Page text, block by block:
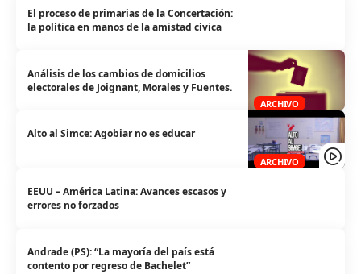
El proceso de primarias de la Concertación:
la política en manos de la amistad cívica
ARCHIVO
Análisis de los cambios de domicilios
electorales de Joignant, Morales y Fuentes.
ARCHIVO
Alto al Simce: Agobiar no es educar
EEUU – América Latina: Avances escasos y
errores no forzados
Andrade (PS): “La mayoría del país está
contento por regreso de Bachelet”